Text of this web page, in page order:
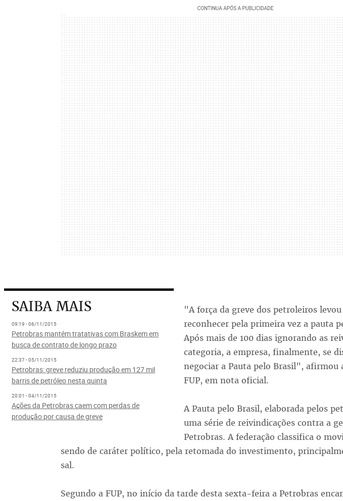
SAIBA MAIS
09:19 - 06/11/2015
Petrobras mantém tratativas com Braskem em
busca de contrato de longo prazo
22:37 - 05/11/2015
Petrobras: greve reduziu produção em 127 mil
barris de petróleo nesta quinta
20:01 - 04/11/2015
Ações da Petrobras caem com perdas de
produção por causa de greve
"A força da greve dos petroleiros
reconhecer pela primeira vez a pauta
Após mais de 100 dias ignorando as
categoria, a empresa, finalmente, se
negociar a Pauta pelo Brasil", afirmou
FUP, em nota oficial.
A Pauta pelo Brasil, elaborada pelos
uma série de reivindicações contra a
Petrobras. A federação classifica o
sendo de caráter político, pela retomada do investimento,
sal.
Segundo a FUP, no início da tarde desta sexta-feira a Petrobras